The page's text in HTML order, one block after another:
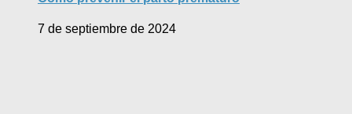
7 de septiembre de 2024